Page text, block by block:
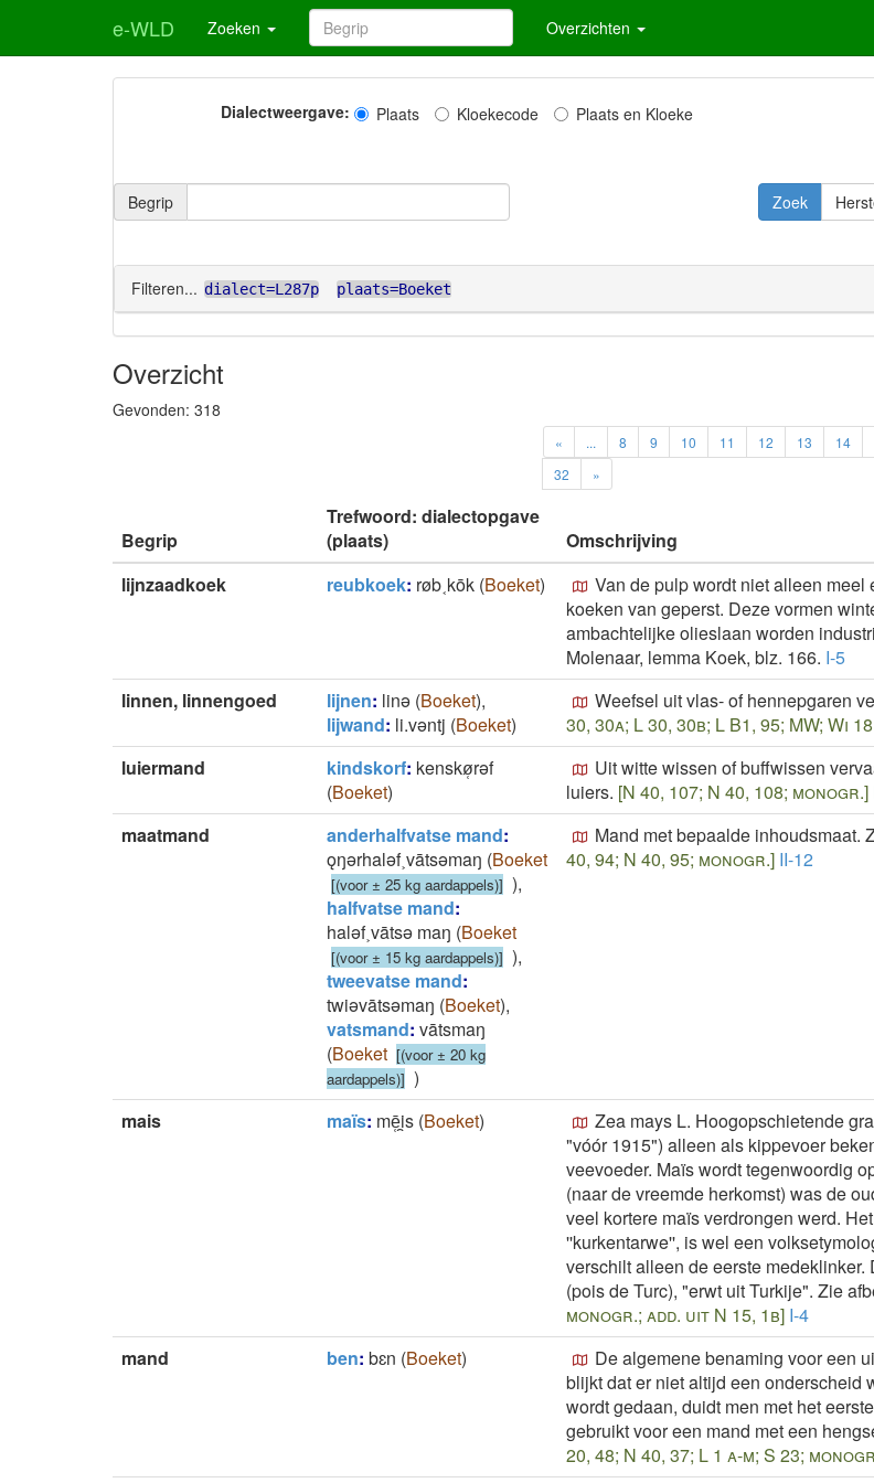
e-WLD Zoeken Overzichten
Dialectweergave: Plaats Kloekecode Plaats en Kloeke
Begrip Zoek
Filteren... dialect=L287p plaats=Boeket
Overzicht
Gevonden: 318
« ... 8 9 10 11 12 13 14
32
»
Begrip
Trefwoord: dialectopgave
(plaats)
Omschrijving
lijnzaadkoek
reubkoek: røb˱kōk (Boeket)
Van de pulp wordt niet alleen
koeken van geperst. Deze vormen
ambachtelijke olieslaan worden
Molenaar, lemma Koek, blz. 166. I-5
linnen, linnengoed
lijnen: linǝ (Boeket),
lijwand: li.vǝntj (Boeket)
Weefsel uit vlas- of hennepgaren
30, 30a; L 30, 30b; L B1, 95; MW; Wi
luiermand
kindskorf: kenskø̜rǝf
(Boeket)
Uit witte wissen of buffwissen
luiers. [N 40, 107; N 40, 108; monogr.]
maatmand
anderhalfvatse mand:
ǫŋǝrhalǝf˲vātsǝmaŋ (Boeket
[(voor ± 25 kg aardappels)] ),
halfvatse mand:
halǝf˲vātsǝ maŋ (Boeket
[(voor ± 15 kg aardappels)] ),
tweevatse mand:
twiǝvātsǝmaŋ (Boeket),
vatsmand: vātsmaŋ
(Boeket [(voor ± 20 kg
aardappels)] )
Mand met bepaalde inhoudsmaat.
40, 94; N 40, 95; monogr.] II-12
mais maïs: mē̜i̯s (Boeket)
Zea mays L. Hoogopschietende
"vóór 1915") alleen als kippevoer
veevoeder. Maïs wordt tegenwoordig
(naar de vreemde herkomst) was de
veel kortere maïs verdrongen werd.
''kurkentarwe'', is wel een
verschilt alleen de eerste
(pois de Turc), "erwt uit Turkije". Zie
monogr.; add. uit N 15, 1b] I-4
mand
ben: bɛn (Boeket)
De algemene benaming voor een
blijkt dat er niet altijd een onderscheid
wordt gedaan, duidt men met het
gebruikt voor een mand met een
20, 48; N 40, 37; L 1 a-m; S 23;